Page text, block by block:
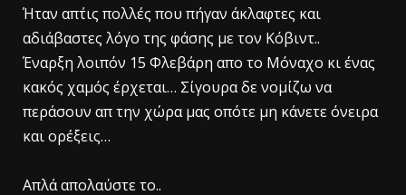
Ήταν απ΄τις πολλές που πήγαν άκλαφτες και
αδιάβαστες λόγο της φάσης με τον Κόβιντ..
Έναρξη λοιπόν 15 Φλεβάρη απο το Μόναχο κι ένας
κακός χαμός έρχεται… Σίγουρα δε νομίζω να
περάσουν απ την χώρα μας οπότε μη κάνετε όνειρα
και ορέξεις…
Απλά απολαύστε το..